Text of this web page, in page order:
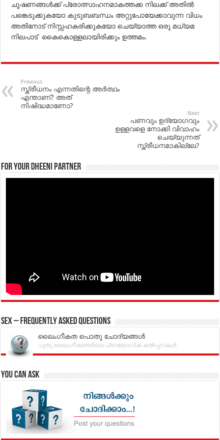
ചൂഷണങ്ങള്‍ക്ക് പ്രോത്സാഹനമാകത്തക്ക നിലക്ക് അതില്‍
പങ്കെടുക്കുകയോ കുടുബബന്ധം അറ്റുപോയേക്കാവുന്ന വിധം
അതിനോട് നിസ്സഹകരിക്കുകയോ ചെയ്യാത്ത ഒരു മധ്യമ
നിലപാട് കൈകൊള്ളലായിരിക്കും ഉത്തമം.
Previous
സ്ത്രീധനം എന്നതിന്റെ അര്‍ത്ഥം
എന്താണ്? അത്
നിഷിദ്ധമാണോ?
Next
പണവും ഉദ്യോഗവും
ഉള്ളവളെ നോക്കി വിവാഹം
ചെയ്യുന്നത്
സ്ത്രീധനമാകില്ലേ?
For your Dheeni Partner
Sex – Frequently Asked Questions
ലൈംഗീകത പൊതു ചോദ്യങ്ങൾ
പുതു ലൈംഗീകതയിലെ പ്രായോഗിക കൽപ്പനകൾ
You can Ask